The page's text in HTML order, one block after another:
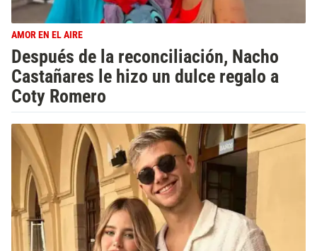
AMOR EN EL AIRE
Después de la reconciliación, Nacho
Castañares le hizo un dulce regalo a
Coty Romero